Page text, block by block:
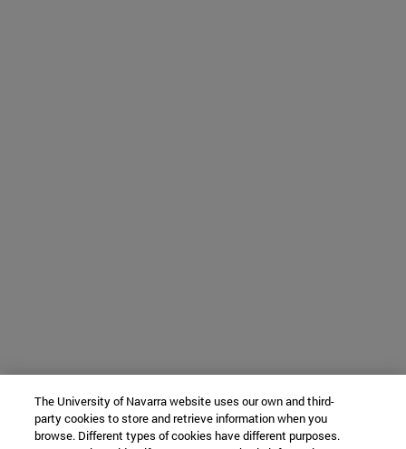
The University of Navarra website uses our own and third-
party cookies to store and retrieve information when you
browse. Different types of cookies have different purposes.